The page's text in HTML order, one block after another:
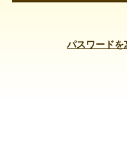
パスワードを